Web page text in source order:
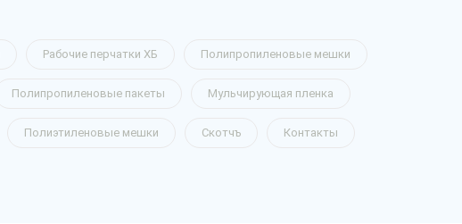
Рабочие перчатки ХБ Полипропиленовые мешки
Полипропиленовые пакеты Мульчирующая пленка
Полиэтиленовые мешки Скотчъ Контакты